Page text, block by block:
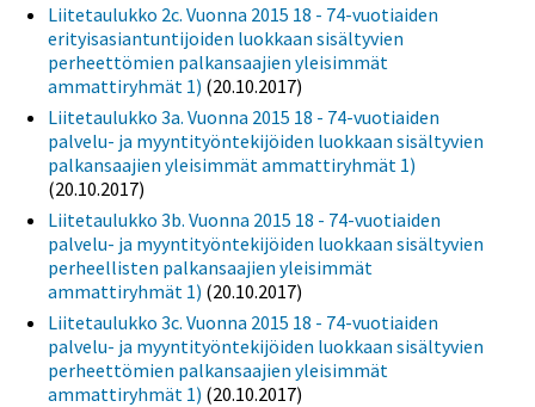
Liitetaulukko 2c. Vuonna 2015 18 - 74-vuotiaiden
erityisasiantuntijoiden luokkaan sisältyvien
perheettömien palkansaajien yleisimmät
ammattiryhmät 1) (20.10.2017)
Liitetaulukko 3a. Vuonna 2015 18 - 74-vuotiaiden
palvelu- ja myyntityöntekijöiden luokkaan sisältyvien
palkansaajien yleisimmät ammattiryhmät 1)
(20.10.2017)
Liitetaulukko 3b. Vuonna 2015 18 - 74-vuotiaiden
palvelu- ja myyntityöntekijöiden luokkaan sisältyvien
perheellisten palkansaajien yleisimmät
ammattiryhmät 1) (20.10.2017)
Liitetaulukko 3c. Vuonna 2015 18 - 74-vuotiaiden
palvelu- ja myyntityöntekijöiden luokkaan sisältyvien
perheettömien palkansaajien yleisimmät
ammattiryhmät 1) (20.10.2017)